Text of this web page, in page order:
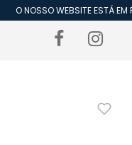
O NOSSO WEBSITE ESTÁ